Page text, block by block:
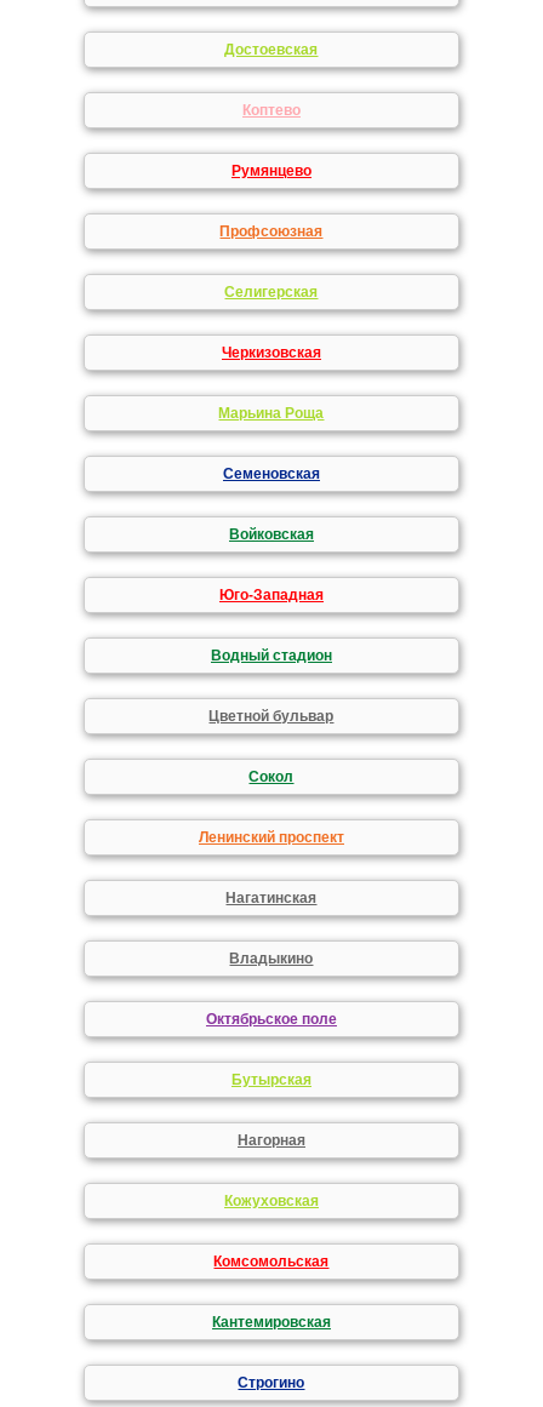
Достоевская
Коптево
Румянцево
Профсоюзная
Селигерская
Черкизовская
Марьина Роща
Семеновская
Войковская
Юго-Западная
Водный стадион
Цветной бульвар
Сокол
Ленинский проспект
Нагатинская
Владыкино
Октябрьское поле
Бутырская
Нагорная
Кожуховская
Комсомольская
Кантемировская
Строгино